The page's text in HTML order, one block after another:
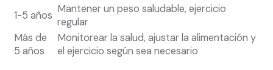
1-5 años
Mantener un peso saludable, ejercicio
regular
Más de
5 años
Monitorear la salud, ajustar la alimentación y
el ejercicio según sea necesario